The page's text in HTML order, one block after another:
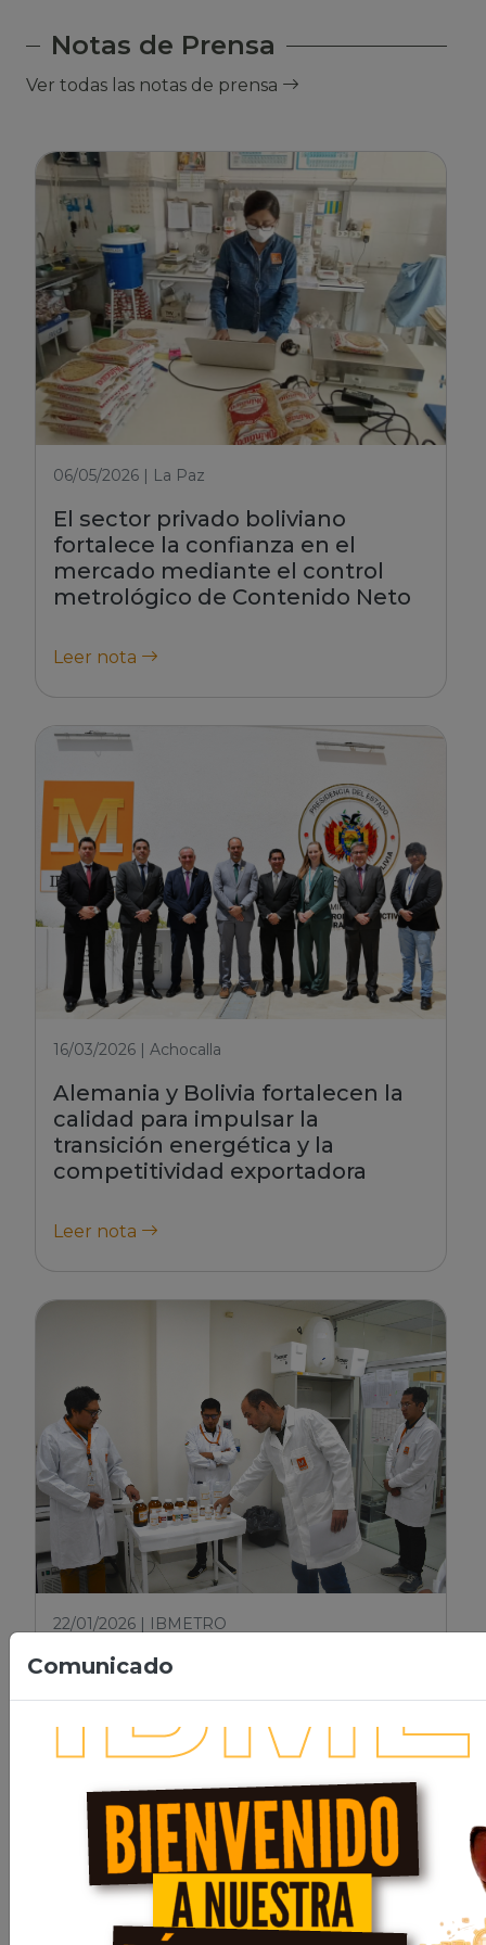
Comunicado
Notas de Prensa
Ver todas las notas de prensa
06/05/2026 | La Paz
El sector privado boliviano
fortalece la confianza en el
mercado mediante el control
metrológico de Contenido Neto
Leer nota
16/03/2026 | Achocalla
Alemania y Bolivia fortalecen la
calidad para impulsar la
transición energética y la
competitividad exportadora
Leer nota
22/01/2026 | IBMETRO
Santiago Terceros Pavisich
supervisa los laboratorios de
calidad y la protección al
Leer nota